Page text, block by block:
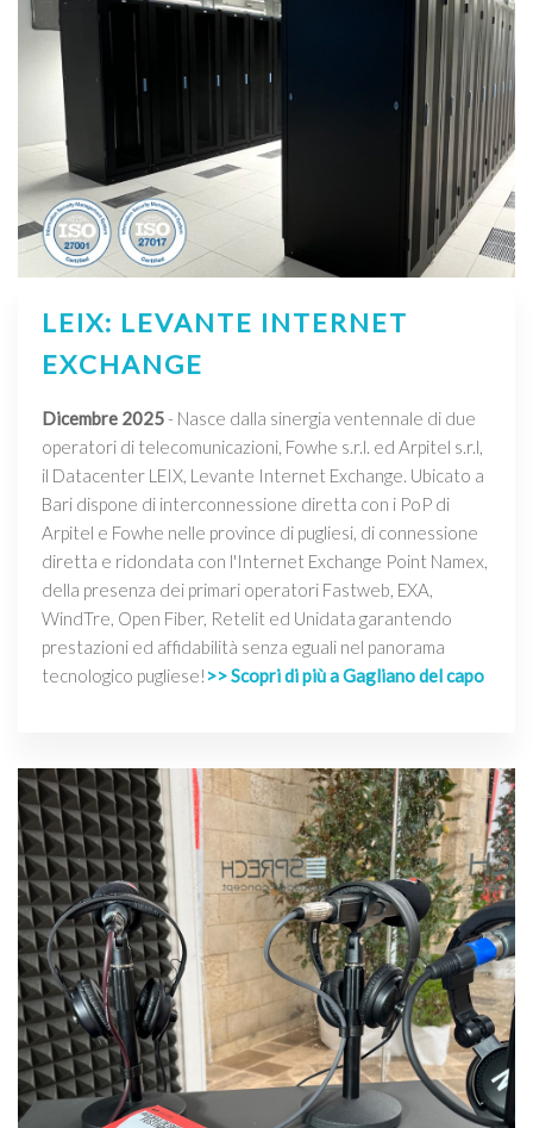
LEIX: LEVANTE INTERNET
EXCHANGE
Dicembre 2025- Nasce dalla sinergia ventennale di due
operatori di telecomunicazioni, Fowhe s.r.l. ed Arpitel s.r.l,
il Datacenter LEIX, Levante Internet Exchange. Ubicato a
Bari dispone di interconnessione diretta con i PoP di
Arpitel e Fowhe nelle province di pugliesi, di connessione
diretta e ridondata con l'Internet Exchange Point Namex,
della presenza dei primari operatori Fastweb, EXA,
WindTre, Open Fiber, Retelit ed Unidata garantendo
prestazioni ed affidabilità senza eguali nel panorama
tecnologico pugliese! >> Scopri di più a Gagliano del capo